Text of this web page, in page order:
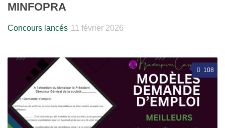
MINFOPRA
Concours lancés 11 février 2026
108